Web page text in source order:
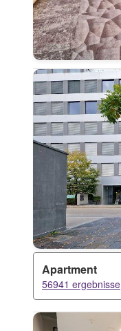
Apartment
56941 ergebnisse